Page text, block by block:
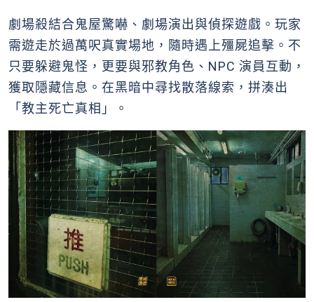
劇場殺結合鬼屋驚嚇、劇場演出與偵探遊戲。玩家
需遊走於過萬呎真實場地，隨時遇上殭屍追擊。不
只要躲避鬼怪，更要與邪教角色、NPC 演員互動，
獲取隱藏信息。在黑暗中尋找散落線索，拼湊出
「教主死亡真相」。